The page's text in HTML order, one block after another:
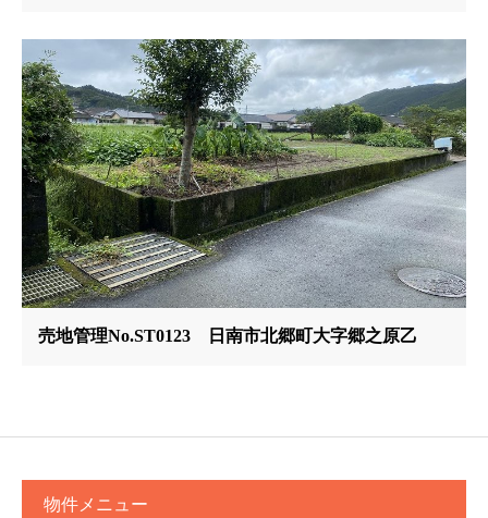
売地管理No.ST0123 日南市北郷町大字郷之原乙
物件メニュー